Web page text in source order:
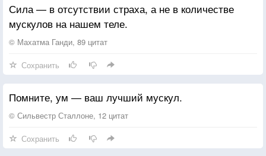
Сила — в отсутствии страха, а не в количестве
мускулов на нашем теле.
© Махатма Ганди, 89 цитат
Сохранить
Помните, ум — ваш лучший мускул.
© Сильвестр Сталлоне, 12 цитат
Сохранить